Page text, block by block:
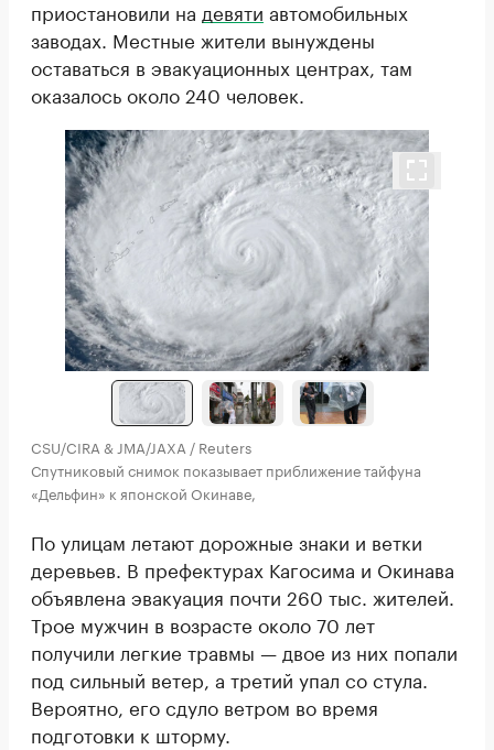
приостановили на девяти автомобильных
заводах. Местные жители вынуждены
оставаться в эвакуационных центрах, там
оказалось около 240 человек.
CSU/CIRA & JMA/JAXA / Reuters
Спутниковый снимок показывает приближение тайфуна
«Дельфин» к японской Окинаве,
По улицам летают дорожные знаки и ветки
деревьев. В префектурах Кагосима и Окинава
объявлена эвакуация почти 260 тыс. жителей.
Трое мужчин в возрасте около 70 лет
получили легкие травмы — двое из них попали
под сильный ветер, а третий упал со стула.
Вероятно, его сдуло ветром во время
подготовки к шторму.